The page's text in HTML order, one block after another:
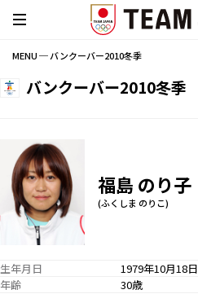
MENU ─ バンクーバー2010冬季
バンクーバー2010冬季
福島 のり子
(ふくしま のりこ)
生年月日
1979年10月18日
年齢
30歳